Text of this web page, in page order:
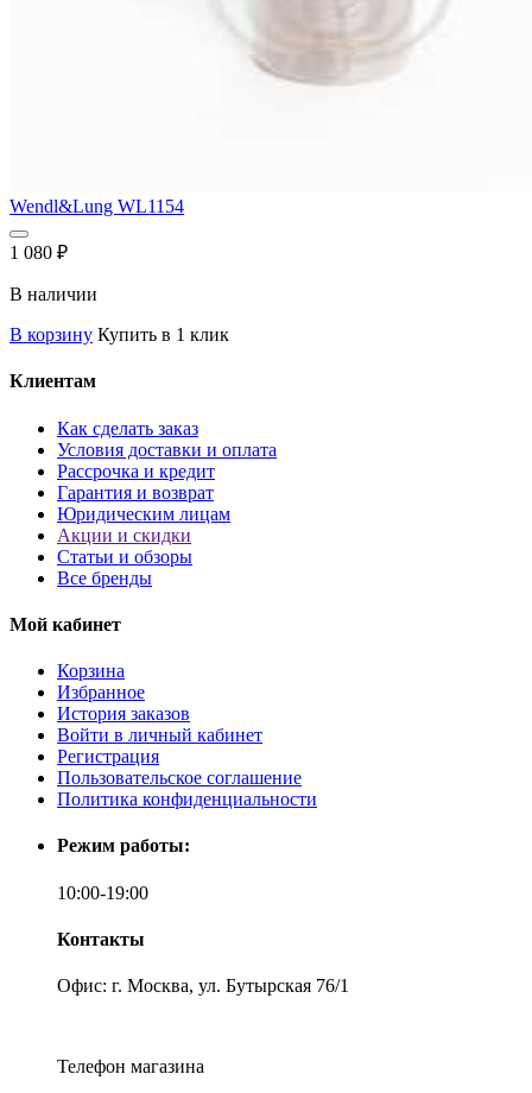
Wendl&Lung WL1154
1 080 ₽
В наличии
В корзину Купить в 1 клик
Клиентам
Как сделать заказ
Условия доставки и оплата
Рассрочка и кредит
Гарантия и возврат
Юридическим лицам
Акции и скидки
Статьи и обзоры
Все бренды
Мой кабинет
Корзина
Избранное
История заказов
Войти в личный кабинет
Регистрация
Пользовательское соглашение
Политика конфиденциальности
Режим работы:
10:00-19:00
Контакты
Офис: г. Москва, ул. Бутырская 76/1
Телефон магазина